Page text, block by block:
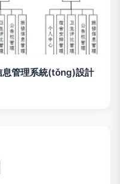
管理系統(tǒng)設計